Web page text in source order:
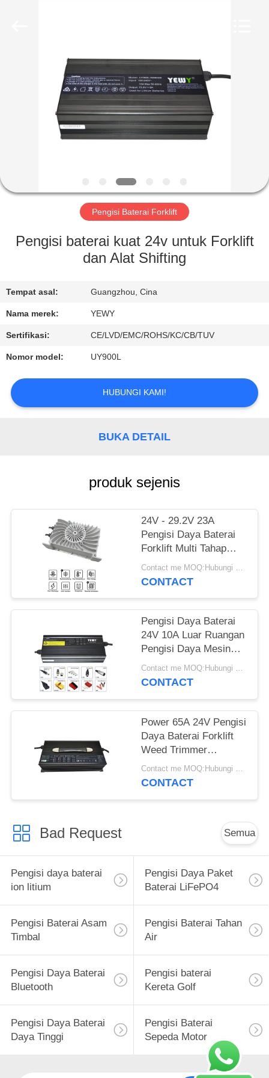
PRODUK
TENTANG
KAMI
TUR
PABRIK
KONTROL
KUALITAS
HUBUNGI
BERITA
PRIVACY
POLICY
Pengisi Baterai Forklift
Pengisi baterai kuat 24v untuk Forklift
dan Alat Shifting
Tempat asal: Guangzhou, Cina
Nama merek: YEWY
Sertifikasi: CE/LVD/EMC/ROHS/KC/CB/TUV
Nomor model: UY900L
HUBUNGI KAMI!
BUKA DETAIL
produk sejenis
24V - 29.2V 23A
Pengisi Daya Baterai
Forklift Multi Tahap
Meningkatkan EfisiensiContact me MOQ:Hubungi saya
CONTACT
Pengisi Daya Baterai
24V 10A Luar Ruangan
Pengisi Daya Mesin
Pemotong Rumput
Listrik Kecil IP65
Contact me MOQ:Hubungi saya
CONTACT
Power 65A 24V Pengisi
Daya Baterai Forklift
Weed Trimmer
Pekerjaan Luar
Ruangan
Contact me MOQ:Hubungi saya
CONTACT
Bad Request Semua
Pengisi daya baterai
ion litium
Pengisi Daya Paket
Baterai LiFePO4
Pengisi Baterai Asam
Timbal
Pengisi Baterai Tahan
Air
Pengisi Daya Baterai
Bluetooth
Pengisi baterai
Kereta Golf
Pengisi Daya Baterai
Daya Tinggi
Pengisi Baterai
Sepeda Motor